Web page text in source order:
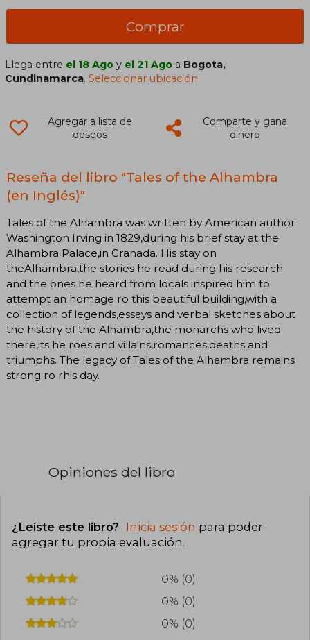
Comprar
Llega entre el 18 Ago y el 21 Ago a Bogota,
Cundinamarca.Seleccionar ubicación
Agregar a lista de
deseos
Comparte y gana
dinero
Reseña del libro "Tales of the Alhambra
(en Inglés)"
Tales of the Alhambra was written by American author
Washington Irving in 1829,during his brief stay at the
Alhambra Palace,in Granada. His stay on
theAlhambra,the stories he read during his research
and the ones he heard from locals inspired him to
attempt an homage ro this beautiful building,with a
collection of legends,essays and verbal sketches about
the history of the Alhambra,the monarchs who lived
there,its he roes and villains,romances,deaths and
triumphs. The legacy of Tales of the Alhambra remains
strong ro rhis day.
Opiniones del libro
¿Leíste este libro? Inicia sesión para poder
agregar tu propia evaluación.
0% (0)
0% (0)
0% (0)